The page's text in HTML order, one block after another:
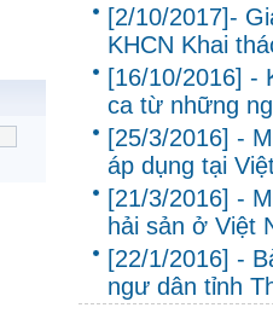
[2/10/2017]-
KHCN Khai
[16/10/2016] -
ca từ những
[25/3/2016] -
áp dụng tại
[21/3/2016] -
hải sản ở Việt
[22/1/2016] -
ngư dân tỉnh